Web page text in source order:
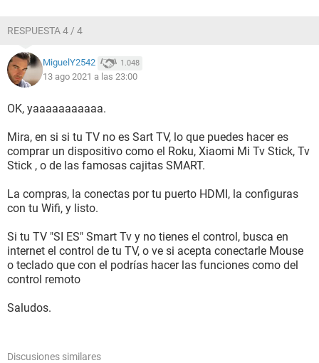
RESPUESTA 4 / 4
MiguelY2542 1.048
13 ago 2021 a las 23:00
OK, yaaaaaaaaaaa.
Mira, en si si tu TV no es Sart TV, lo que puedes hacer es
comprar un dispositivo como el Roku, Xiaomi Mi Tv Stick, Tv
Stick , o de las famosas cajitas SMART.
La compras, la conectas por tu puerto HDMI, la configuras
con tu Wifi, y listo.
Si tu TV "SI ES" Smart Tv y no tienes el control, busca en
internet el control de tu TV, o ve si acepta conectarle Mouse
o teclado que con el podrías hacer las funciones como del
control remoto
Saludos.
Discusiones similares